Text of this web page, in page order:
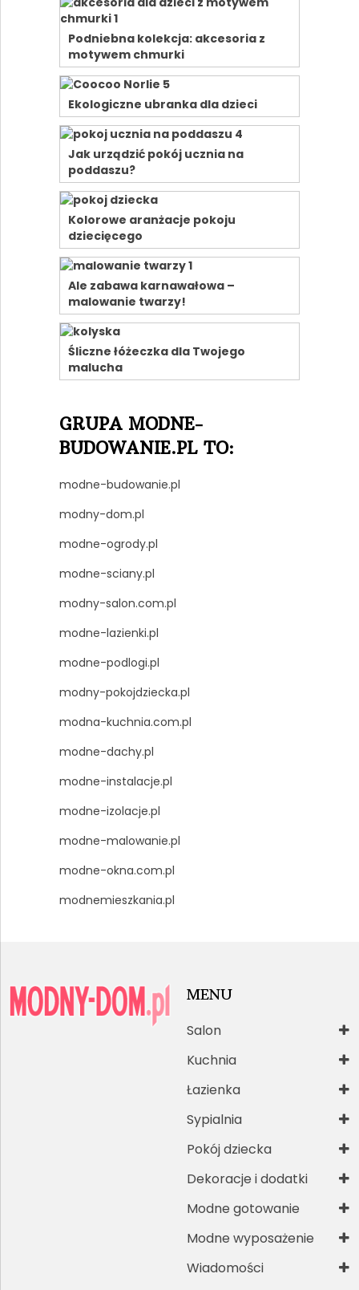
Podniebna kolekcja: akcesoria z
motywem chmurki
Ekologiczne ubranka dla dzieci
Jak urządzić pokój ucznia na
poddaszu?
Kolorowe aranżacje pokoju
dziecięcego
Ale zabawa karnawałowa –
malowanie twarzy!
Śliczne łóżeczka dla Twojego
malucha
GRUPA MODNE-
BUDOWANIE.PL TO:
modne-budowanie.pl
modny-dom.pl
modne-ogrody.pl
modne-sciany.pl
modny-salon.com.pl
modne-lazienki.pl
modne-podlogi.pl
modny-pokojdziecka.pl
modna-kuchnia.com.pl
modne-dachy.pl
modne-instalacje.pl
modne-izolacje.pl
modne-malowanie.pl
modne-okna.com.pl
modnemieszkania.pl
MENU
Salon
Kuchnia
Łazienka
Sypialnia
Pokój dziecka
Dekoracje i dodatki
Modne gotowanie
Modne wyposażenie
Wiadomości